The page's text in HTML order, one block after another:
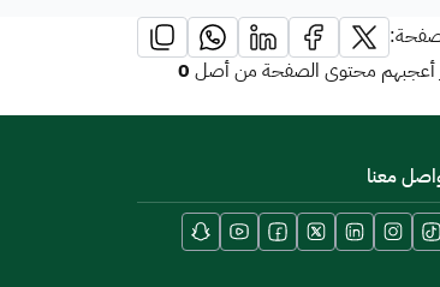
أعجبهم محتوى الصفحة من أصل0
معنا